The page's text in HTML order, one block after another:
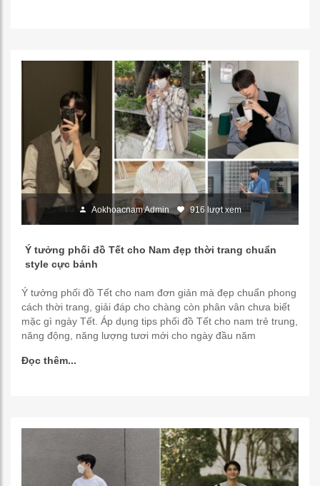
Aokhoacnam Admin 916 lượt xem
Ý tưởng phối đồ Tết cho Nam đẹp thời trang chuẩn
style cực bảnh
Ý tưởng phối đồ Tết cho nam đơn giản mà đẹp chuẩn phong
cách thời trang, giải đáp cho chàng còn phân vân chưa biết
mặc gì ngày Tết. Áp dụng tips phối đồ Tết cho nam trẻ trung,
năng động, năng lượng tươi mới cho ngày đầu năm
Đọc thêm...